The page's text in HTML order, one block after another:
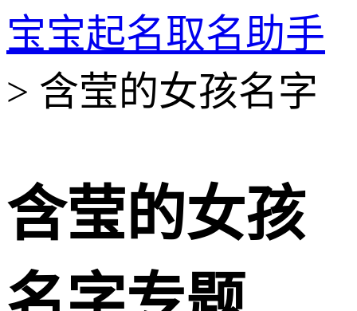
宝宝起名取名助手
> 含莹的女孩名字
含莹的女孩